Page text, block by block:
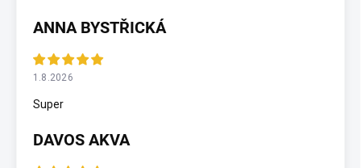
ANNA BYSTŘICKÁ
1.8.2026
Super
DAVOS AKVA